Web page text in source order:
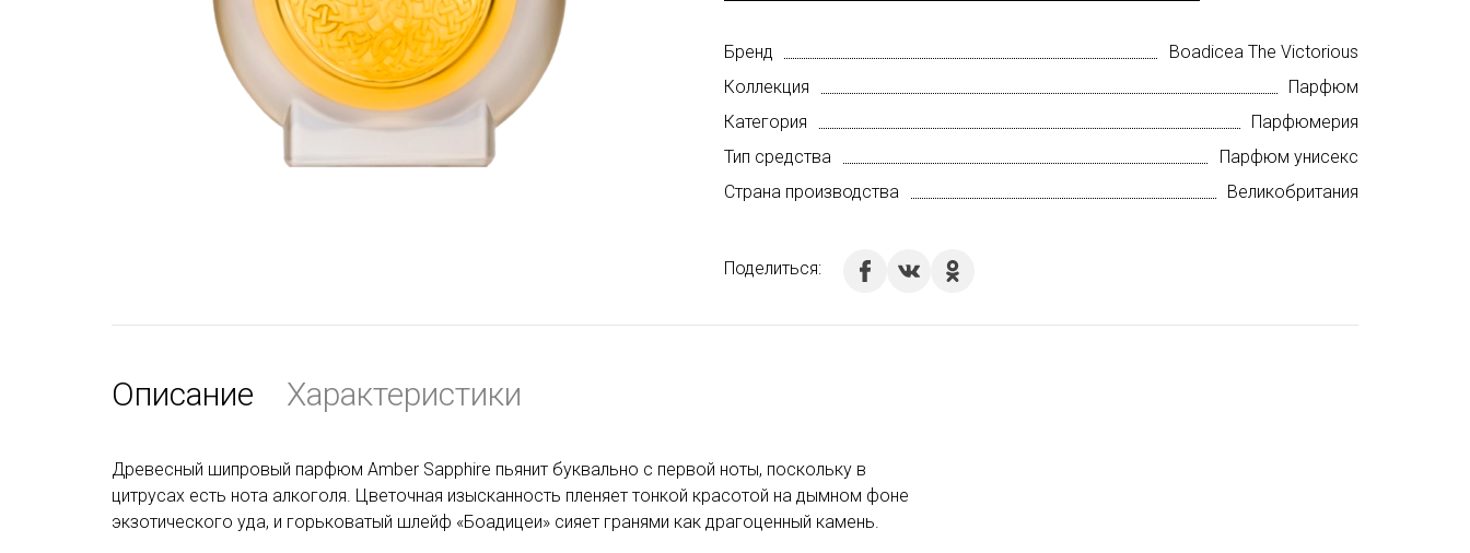
Бренд
Boadicea The Victorious
Коллекция
Парфюм
Категория
Парфюмерия
Тип средства
Парфюм унисекс
Страна производства
Великобритания
Поделиться:
Описание Характеристики
Древесный шипровый парфюм Amber Sapphire пьянит буквально с первой ноты, поскольку в
цитрусах есть нота алкоголя. Цветочная изысканность пленяет тонкой красотой на дымном фоне
экзотического уда, и горьковатый шлейф «Боадицеи» сияет гранями как драгоценный камень.